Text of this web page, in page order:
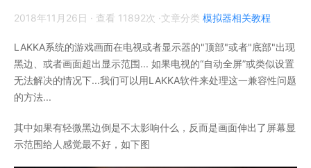
2018年11月26日 · 查看 11892次 ·文章分类 模拟器相关教程
LAKKA系统的游戏画面在电视或者显示器的"顶部"或者"底部"出现
黑边、或者画面超出显示范围... 如果电视的“自动全屏”或类似设置
无法解决的情况下...我们可以用LAKKA软件来处理这一兼容性问题
的方法...
其中如果有轻微黑边倒是不太影响什么，反而是画面伸出了屏幕显
示范围给人感觉最不好，如下图